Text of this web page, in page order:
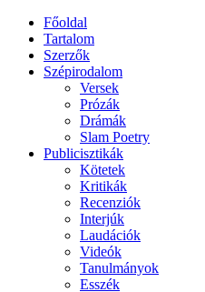
Főoldal
Tartalom
Szerzők
Szépirodalom
Versek
Prózák
Drámák
Slam Poetry
Publicisztikák
Kötetek
Kritikák
Recenziók
Interjúk
Laudációk
Videók
Tanulmányok
Esszék